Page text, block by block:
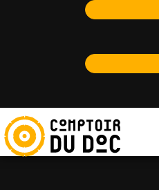
Cookies management panel